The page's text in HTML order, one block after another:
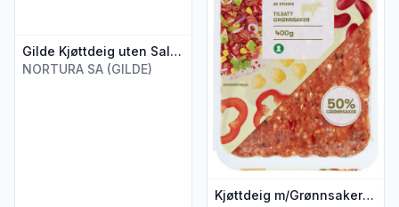
Gilde Kjøttdeig uten Salt og Vann Økologisk 400g
NORTURA SA (GILDE)
Kjøttdeig m/Grønnsaker 400g First Price